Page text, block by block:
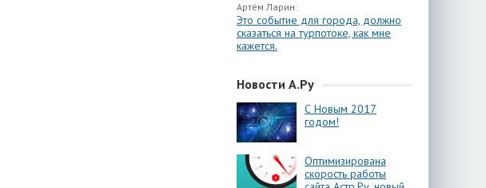
Артём Ларин:
Это событие для города, должно
сказаться на турпотоке, как мне
кажется.
Новости А.Ру
С Новым 2017
годом!
Оптимизирована
скорость работы